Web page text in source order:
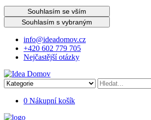
Souhlasím se vším
Souhlasím s vybraným
info@ideadomov.cz
+420 602 779 705
Nejčastější otázky
0 Nákupní košík